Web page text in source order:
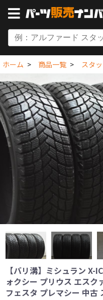
ホーム 商品一覧 スタ
【バリ溝】ミシュラン X-
ォクシー プリウス エスク
フェスタ プレマシー 中古